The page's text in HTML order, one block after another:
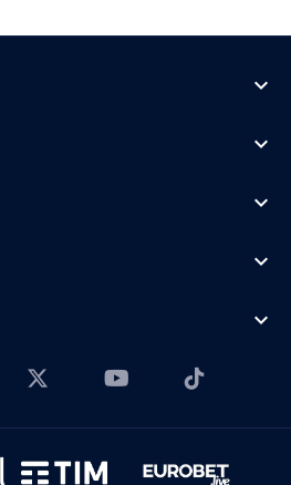
expand_more
expand_more
expand_more
expand_more
expand_more